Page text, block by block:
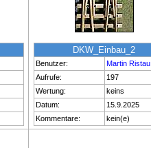
DKW_Einbau_2
Benutzer:
Martin Ristau
Aufrufe:
197
Wertung:
keins
Datum:
15.9.2025
Kommentare:
kein(e)